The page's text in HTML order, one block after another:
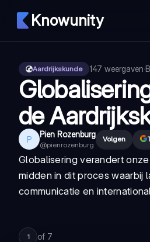
Knowunity
Aardrijkskunde 147 weergaven·
de
P Pien Rozenburg
@pienrozenburg
Volgen
Globalisering verandert
midden in dit proces waarbij
communicatie en
1 of 7